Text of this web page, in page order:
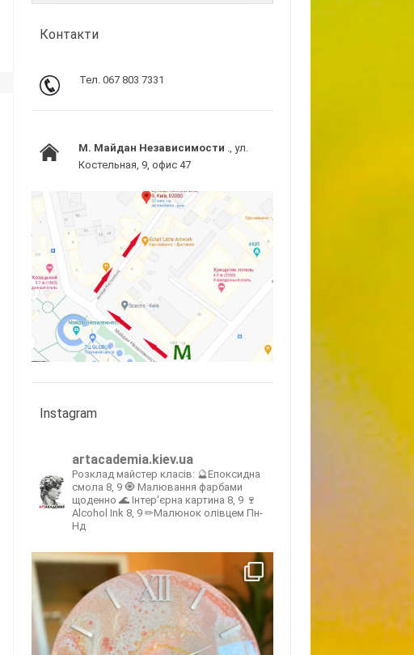
Контакти
Тел. 067 803 7331
M. Майдан Независимости
., ул.
Костельная, 9, офис 47
Instagram
artacademia.kiev.ua
Розклад майстер класів: 🔮Епоксидна
смола 8, 9 🧿 Малювання фарбами
щоденно 🌊 Інтер'єрна картина 8, 9 🍷
Alcohol Ink 8, 9 ✏Малюнок олівцем Пн-
Нд